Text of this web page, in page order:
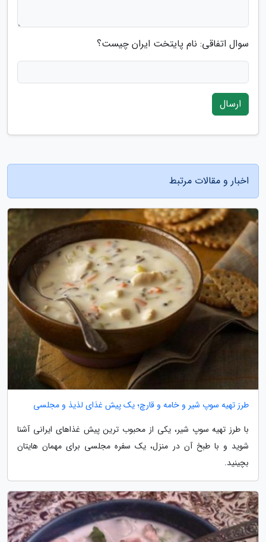
سوال اتفاقی: نام پایتخت ایران چیست؟
ارسال
اخبار و مقالات مرتبط
طرز تهیه سوپ شیر و خامه و قارچ؛ یک پیش غذای لذیذ و مجلسی
با طرز تهیه سوپ شیر، یکی از محبوب ترین پیش غذاهای ایرانی آشنا
شوید و با طبخ آن در منزل، یک سفره مجلسی برای مهمان هایتان
بچینید.